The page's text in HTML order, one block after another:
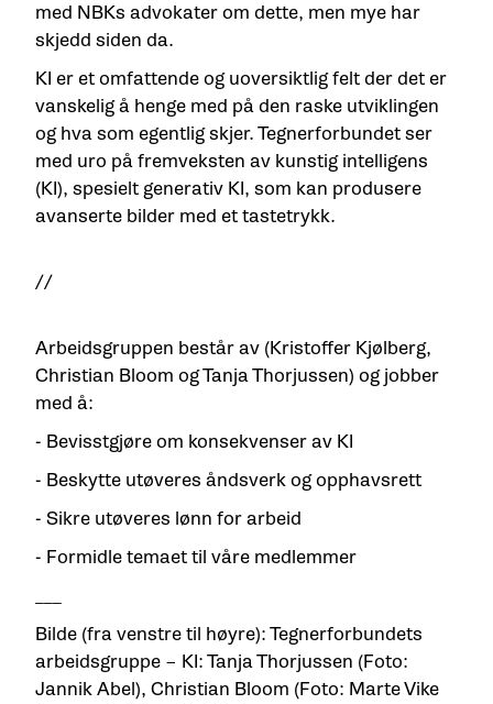
med NBKs advokater om dette, men mye har
skjedd siden da.
KI er et omfattende og uoversiktlig felt der det er
vanskelig å henge med på den raske utviklingen
og hva som egentlig skjer. Tegnerforbundet ser
med uro på fremveksten av kunstig intelligens
(KI), spesielt generativ KI, som kan produsere
avanserte bilder med et tastetrykk.
//
Arbeidsgruppen består av (Kristoffer Kjølberg,
Christian Bloom og Tanja Thorjussen) og jobber
med å:
- Bevisstgjøre om konsekvenser av KI
- Beskytte utøveres åndsverk og opphavsrett
- Sikre utøveres lønn for arbeid
- Formidle temaet til våre medlemmer
Bilde (fra venstre til høyre): Tegnerforbundets
arbeidsgruppe – KI: Tanja Thorjussen (Foto:
Jannik Abel), Christian Bloom (Foto: Marte Vike